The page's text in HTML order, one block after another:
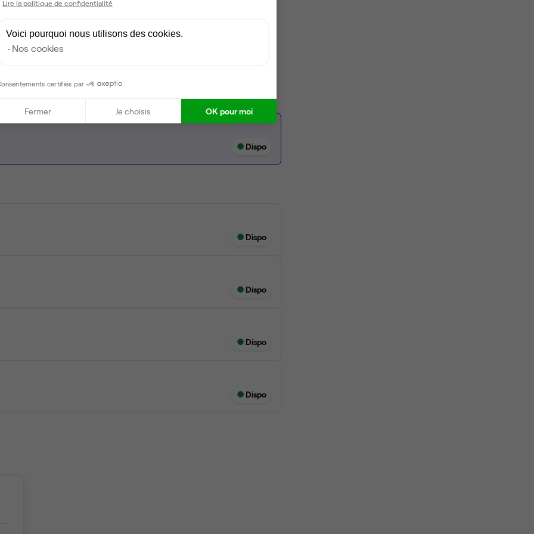
Espace d'attente
Espace détente
Ménage
Dispo
Dispo
Dispo
Dispo
Dispo
Lire la politique de confidentialité
Voici pourquoi nous utilisons des cookies.
Nos cookies
certifiés par
Fermer Je choisis OK pour moi